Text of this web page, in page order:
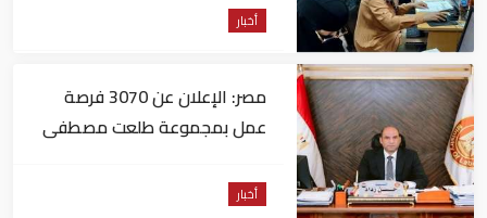
أخبار
مصر: الإعلان عن 3070 فرصة
عمل بمجموعة طلعت مصطفى
أخبار